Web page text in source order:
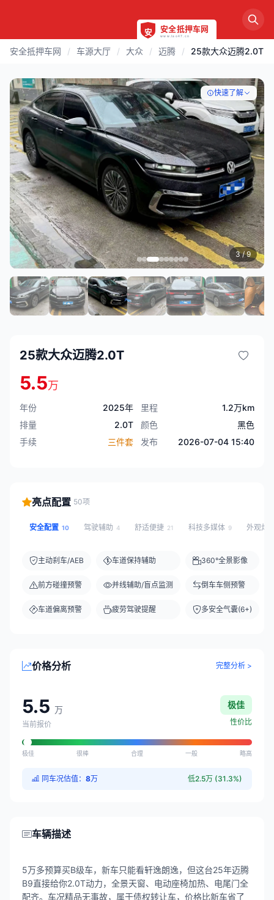
安全抵押车网 / 车源大厅 / 大众 / 迈腾 / 25款大众迈腾2.0T
快速了解
3/ 9
25款大众迈腾2.0T
5.5万
年份 2025年 里程
1.2万km
排量
2.0T 颜色
黑色
手续
三件套 发布 2026-07-04 15:40
亮点配置 50项
安全配置 10 驾驶辅助 4 舒适便捷 21 科技多媒体 9 外观灯
主动刹车/AEB
前方碰撞预警
车道偏离预警
车道保持辅助
并线辅助/盲点监测
疲劳驾驶提醒
360°全景影像
倒车车侧预警
多安全气囊(6+)
价格分析 完整分析 >
5.5 万
当前报价
极佳
性价比
极佳 很棒 合理 一般 略高
同车况估值： 8万 低2.5万 (31.3%)
车辆描述
5万多预算买B级车，新车只能看轩逸朗逸，但这台25年迈腾
B9直接给你2.0T动力，全景天窗、电动座椅加热、电尾门全
配齐。车况精品无事故，属于债权转让车，价格比新车省了